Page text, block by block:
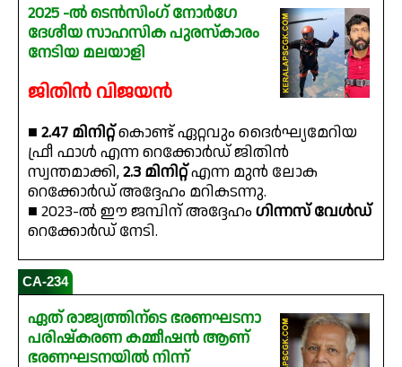
2025 -ൽ ടെൻസിംഗ് നോർഗേ
ദേശീയ സാഹസിക പുരസ്‌കാരം
നേടിയ മലയാളി
ജിതിൻ വിജയൻ
■ 2.47 മിനിറ്റ്കൊണ്ട് ഏറ്റവും ദൈർഘ്യമേറിയ
ഫ്രീ ഫാൾ എന്ന റെക്കോർഡ് ജിതിൻ
സ്വന്തമാക്കി,2.3 മിനിറ്റ്എന്ന മുൻ ലോക
റെക്കോർഡ് അദ്ദേഹം മറികടന്നു.
■ 2023-ൽ ഈ ജമ്പിന് അദ്ദേഹം ഗിന്നസ് വേൾഡ്
റെക്കോർഡ് നേടി.
CA-234
ഏത് രാജ്യത്തിന്ടെ ഭരണഘടനാ
പരിഷ്കരണ കമ്മീഷൻ ആണ്
ഭരണഘടനയിൽ നിന്ന്